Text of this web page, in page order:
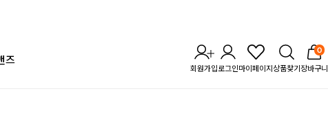
즈
회원가입로그인마이페이지 상품찾기
0
장바구니